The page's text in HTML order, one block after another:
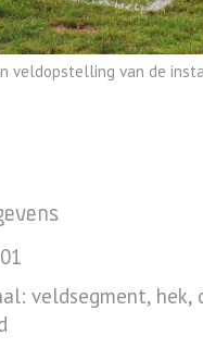
veldopstelling van de
veldsegment, hek,